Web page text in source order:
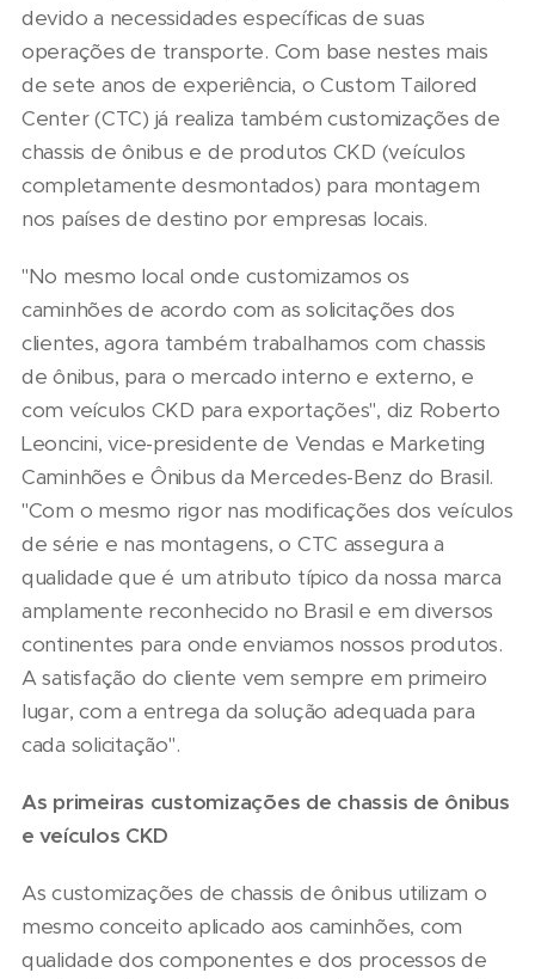
devido a necessidades específicas de suas
operações de transporte. Com base nestes mais
de sete anos de experiência, o Custom Tailored
Center (CTC) já realiza também customizações de
chassis de ônibus e de produtos CKD (veículos
completamente desmontados) para montagem
nos países de destino por empresas locais.
"No mesmo local onde customizamos os
caminhões de acordo com as solicitações dos
clientes, agora também trabalhamos com chassis
de ônibus, para o mercado interno e externo, e
com veículos CKD para exportações", diz Roberto
Leoncini, vice-presidente de Vendas e Marketing
Caminhões e Ônibus da Mercedes-Benz do Brasil.
"Com o mesmo rigor nas modificações dos veículos
de série e nas montagens, o CTC assegura a
qualidade que é um atributo típico da nossa marca
amplamente reconhecido no Brasil e em diversos
continentes para onde enviamos nossos produtos.
A satisfação do cliente vem sempre em primeiro
lugar, com a entrega da solução adequada para
cada solicitação".
As primeiras customizações de chassis de ônibus
e veículos CKD
As customizações de chassis de ônibus utilizam o
mesmo conceito aplicado aos caminhões, com
qualidade dos componentes e dos processos de